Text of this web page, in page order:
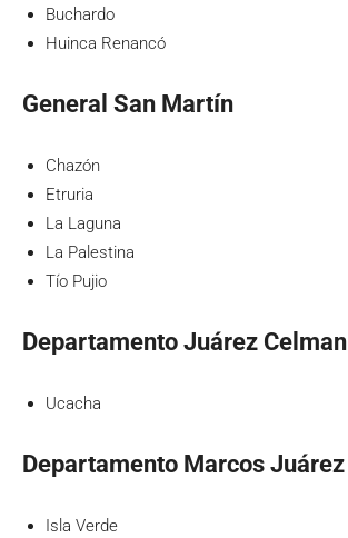
Buchardo
Huinca Renancó
General San Martín
Chazón
Etruria
La Laguna
La Palestina
Tío Pujio
Departamento Juárez Celman
Ucacha
Departamento Marcos Juárez
Isla Verde